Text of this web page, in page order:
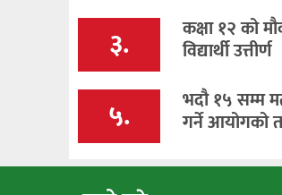
३. कक्षा १२ को
विद्यार्थी उत्तीर्ण
५. भदौ १५ सम्म
गर्ने आयोगको